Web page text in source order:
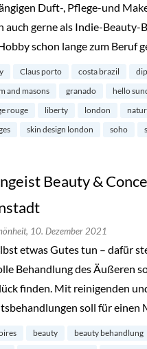
Duft-, Pflege-und
auch gerne als Indie-Beauty-
schon lange zum Beruf
Claus porto costa brazil
and masons
granado hello
rouge
liberty london
skin design london soho
Beauty &
10. Dezember 2021
etwas Gutes tun – dafür
Behandlung des Äußeren
finden. Mit reinigenden
soll für einen
beauty beauty behandlung